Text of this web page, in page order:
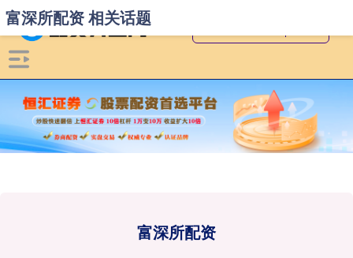
富深所配资
富深所配资 相关话题